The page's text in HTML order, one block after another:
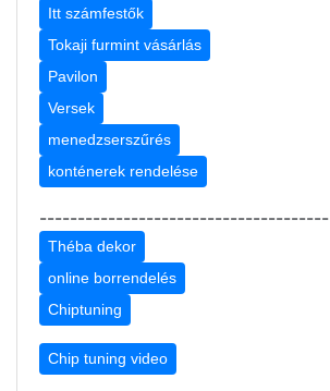
Itt számfestők
Tokaji furmint vásárlás
Pavilon
Versek
menedzserszűrés
konténerek rendelése
--------------------------------------
Théba dekor
online borrendelés
Chiptuning
Chip tuning video